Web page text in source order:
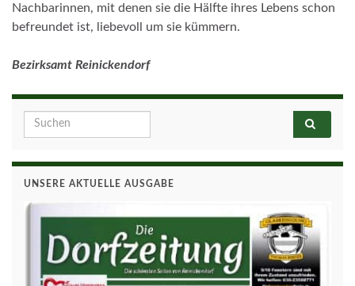
Nachbarinnen, mit denen sie die Hälfte ihres Lebens schon
befreundet ist, liebevoll um sie kümmern.
Bezirksamt Reinickendorf
Search for:
UNSERE AKTUELLE AUSGABE